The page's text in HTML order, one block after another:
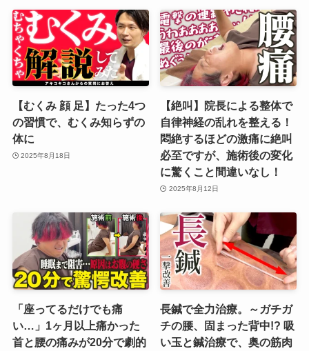
【むくみ 顔 足】たった4つ
の習慣で、むくみ知らずの
体に
2025年8月18日
【絶叫】院長による整体で
自律神経の乱れを整える！
悶絶するほどの激痛に絶叫
必至ですが、施術後の変化
に驚くこと間違いなし！‪
2025年8月12日
「座ってるだけでも痛
い…」1ヶ月以上痛かった
首と腰の痛みが20分で劇的
長鍼で全力治療。～ガチガ
チの腰、固まった背中!? 吸
い玉と鍼治療で、奥の筋肉